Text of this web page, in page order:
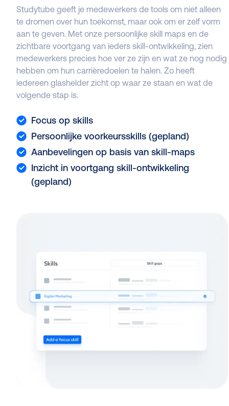
Studytube geeft je medewerkers de tools om niet alleen
te dromen over hun toekomst, maar ook om er zelf vorm
aan te geven. Met onze persoonlijke skill maps en de
zichtbare voortgang van ieders skill-ontwikkeling, zien
medewerkers precies hoe ver ze zijn en wat ze nog nodig
hebben om hun carrièredoelen te halen. Zo heeft
iedereen glashelder zicht op waar ze staan en wat de
volgende stap is.
Focus op skills
Persoonlijke voorkeursskills (gepland)
Aanbevelingen op basis van skill-maps
Inzicht in voortgang skill-ontwikkeling
(gepland)